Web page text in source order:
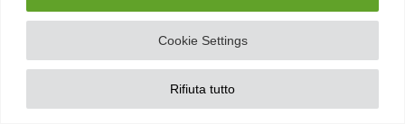
Cookie Settings
Rifiuta tutto